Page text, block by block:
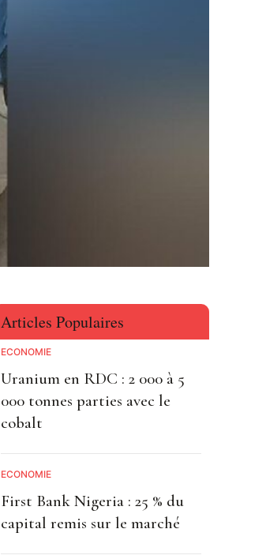
Articles Populaires
ECONOMIE
Uranium en RDC : 2 000 à 5
000 tonnes parties avec le
cobalt
ECONOMIE
First Bank Nigeria : 25 % du
capital remis sur le marché